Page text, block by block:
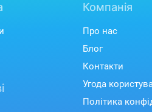
Компанія
Про нас
Блог
Контакти
Угода
Політика